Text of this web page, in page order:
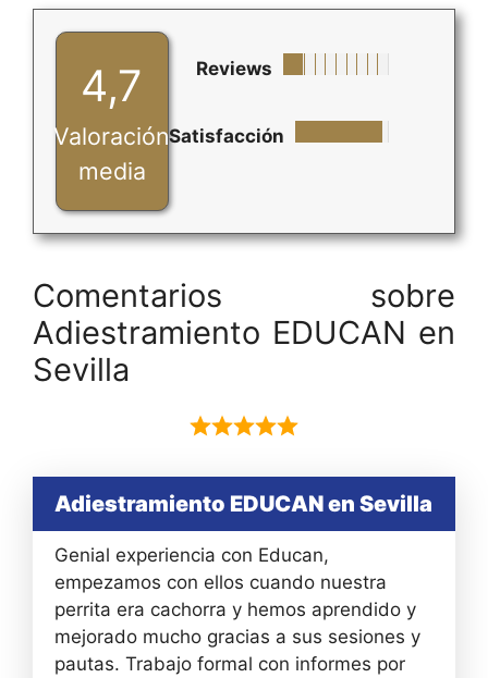
4,7
Valoración
media
Reviews
Satisfacción
Comentarios sobre
Adiestramiento EDUCAN en
Sevilla
Adiestramiento EDUCAN en Sevilla
Genial experiencia con Educan,
empezamos con ellos cuando nuestra
perrita era cachorra y hemos aprendido y
mejorado mucho gracias a sus sesiones y
pautas. Trabajo formal con informes por